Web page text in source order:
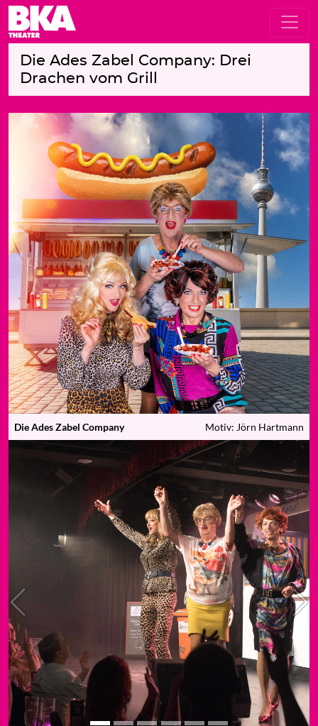
Die Ades Zabel Company: Drei
Drachen vom Grill
Die Ades Zabel Company Motiv: Jörn Hartmann
Previous